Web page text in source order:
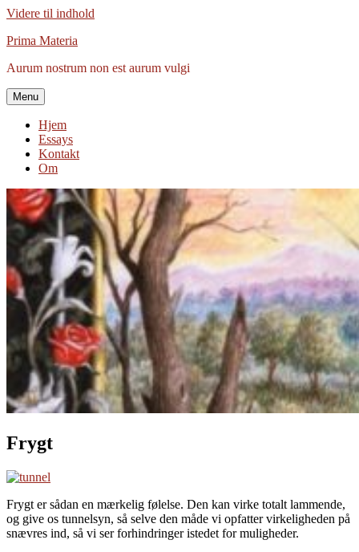
Videre til indhold
Prima Materia
Aurum nostrum non est aurum vulgi
Menu
Hjem
Essays
Kontakt
Om
Frygt
Frygt er sådan en mærkelig følelse. Den kan virke totalt lammende,
og give os tunnelsyn, så selve den måde vi opfatter virkeligheden på
snævres ind, så vi ser forhindringer istedet for muligheder.